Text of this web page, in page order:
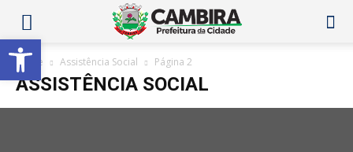
Abrir a barra de ferramentas
Home Assistência Social Página 2
ASSISTÊNCIA SOCIAL